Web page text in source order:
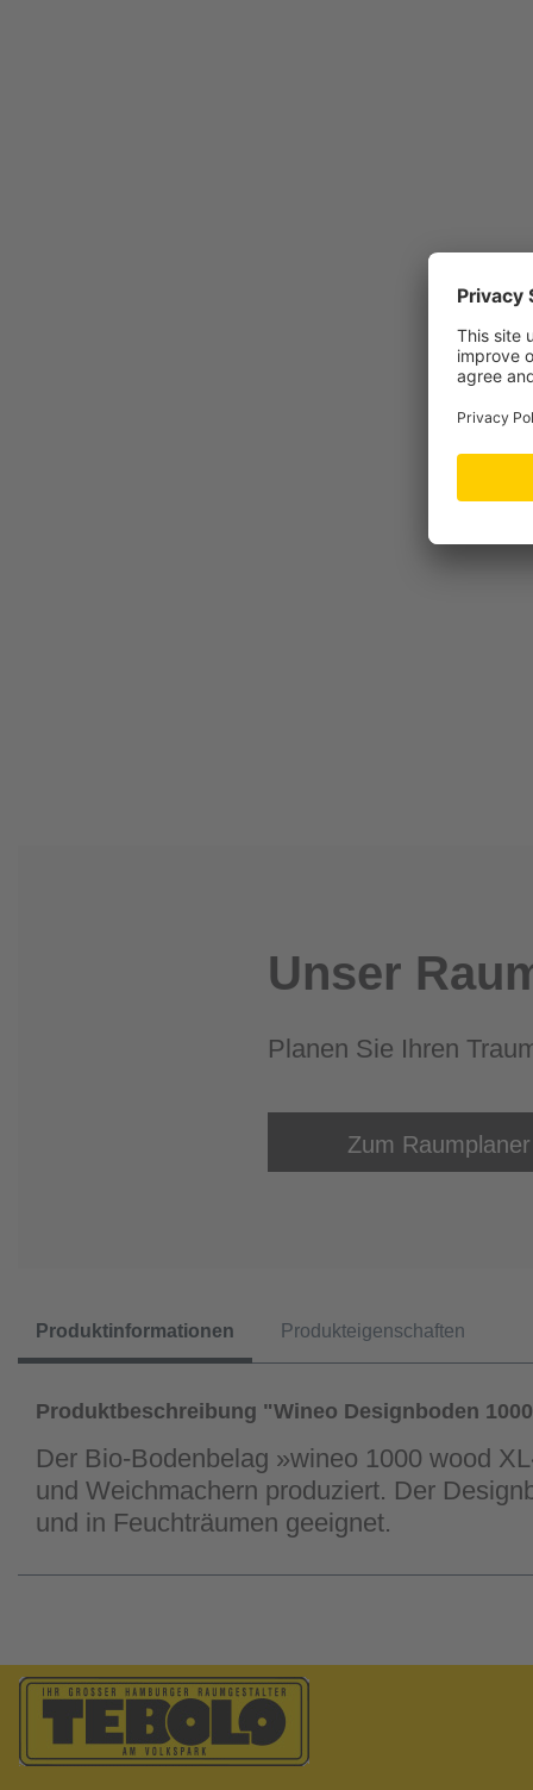
Unser
Planen Sie Ihren
Zum Raumplaner
Produktinformationen Produkteigenschaften
Produktbeschreibung "Wineo Designboden
Der Bio-Bodenbelag »wineo 1000 wood
und Weichmachern produziert. Der
und in Feuchträumen geeignet.